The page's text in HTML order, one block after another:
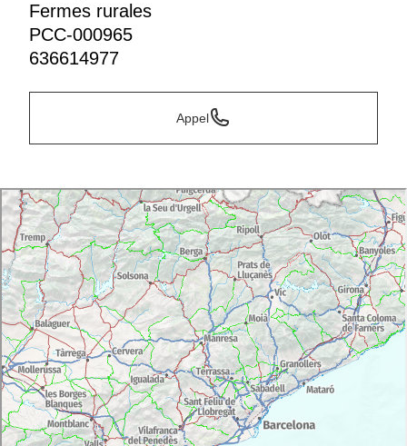
Fermes rurales
PCC-000965
636614977
Appel